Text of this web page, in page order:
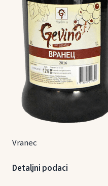
Vranec
Detaljni podaci